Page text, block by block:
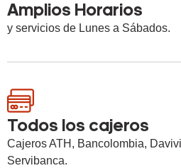
Amplios Horarios
y servicios de Lunes a Sábados.
Todos los cajeros
Cajeros ATH, Bancolombia,
Servibanca.